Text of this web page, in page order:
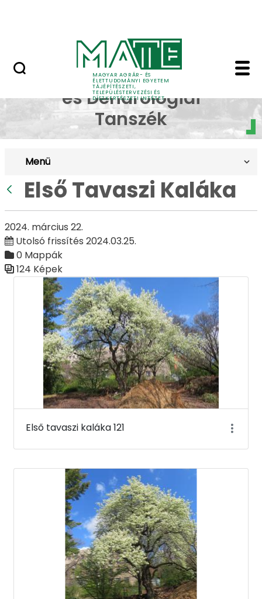
MAGYAR AGRÁR- ÉS
ÉLETTUDOMÁNYI EGYETEM
TÁJÉPÍTÉSZETI,
TELEPÜLÉSTERVEZÉSI ÉS
DÍSZKERTÉSZETI INTÉZET
Első Tavaszi Kaláka
Dísznövénytermesztési
és Dendrológiai
Tanszék
Menü
Első Tavaszi Kaláka
2024. március 22.
Utolsó frissítés 2024.03.25.
0 Mappák
124 Képek
Médiatár
Első tavaszi kaláka 121